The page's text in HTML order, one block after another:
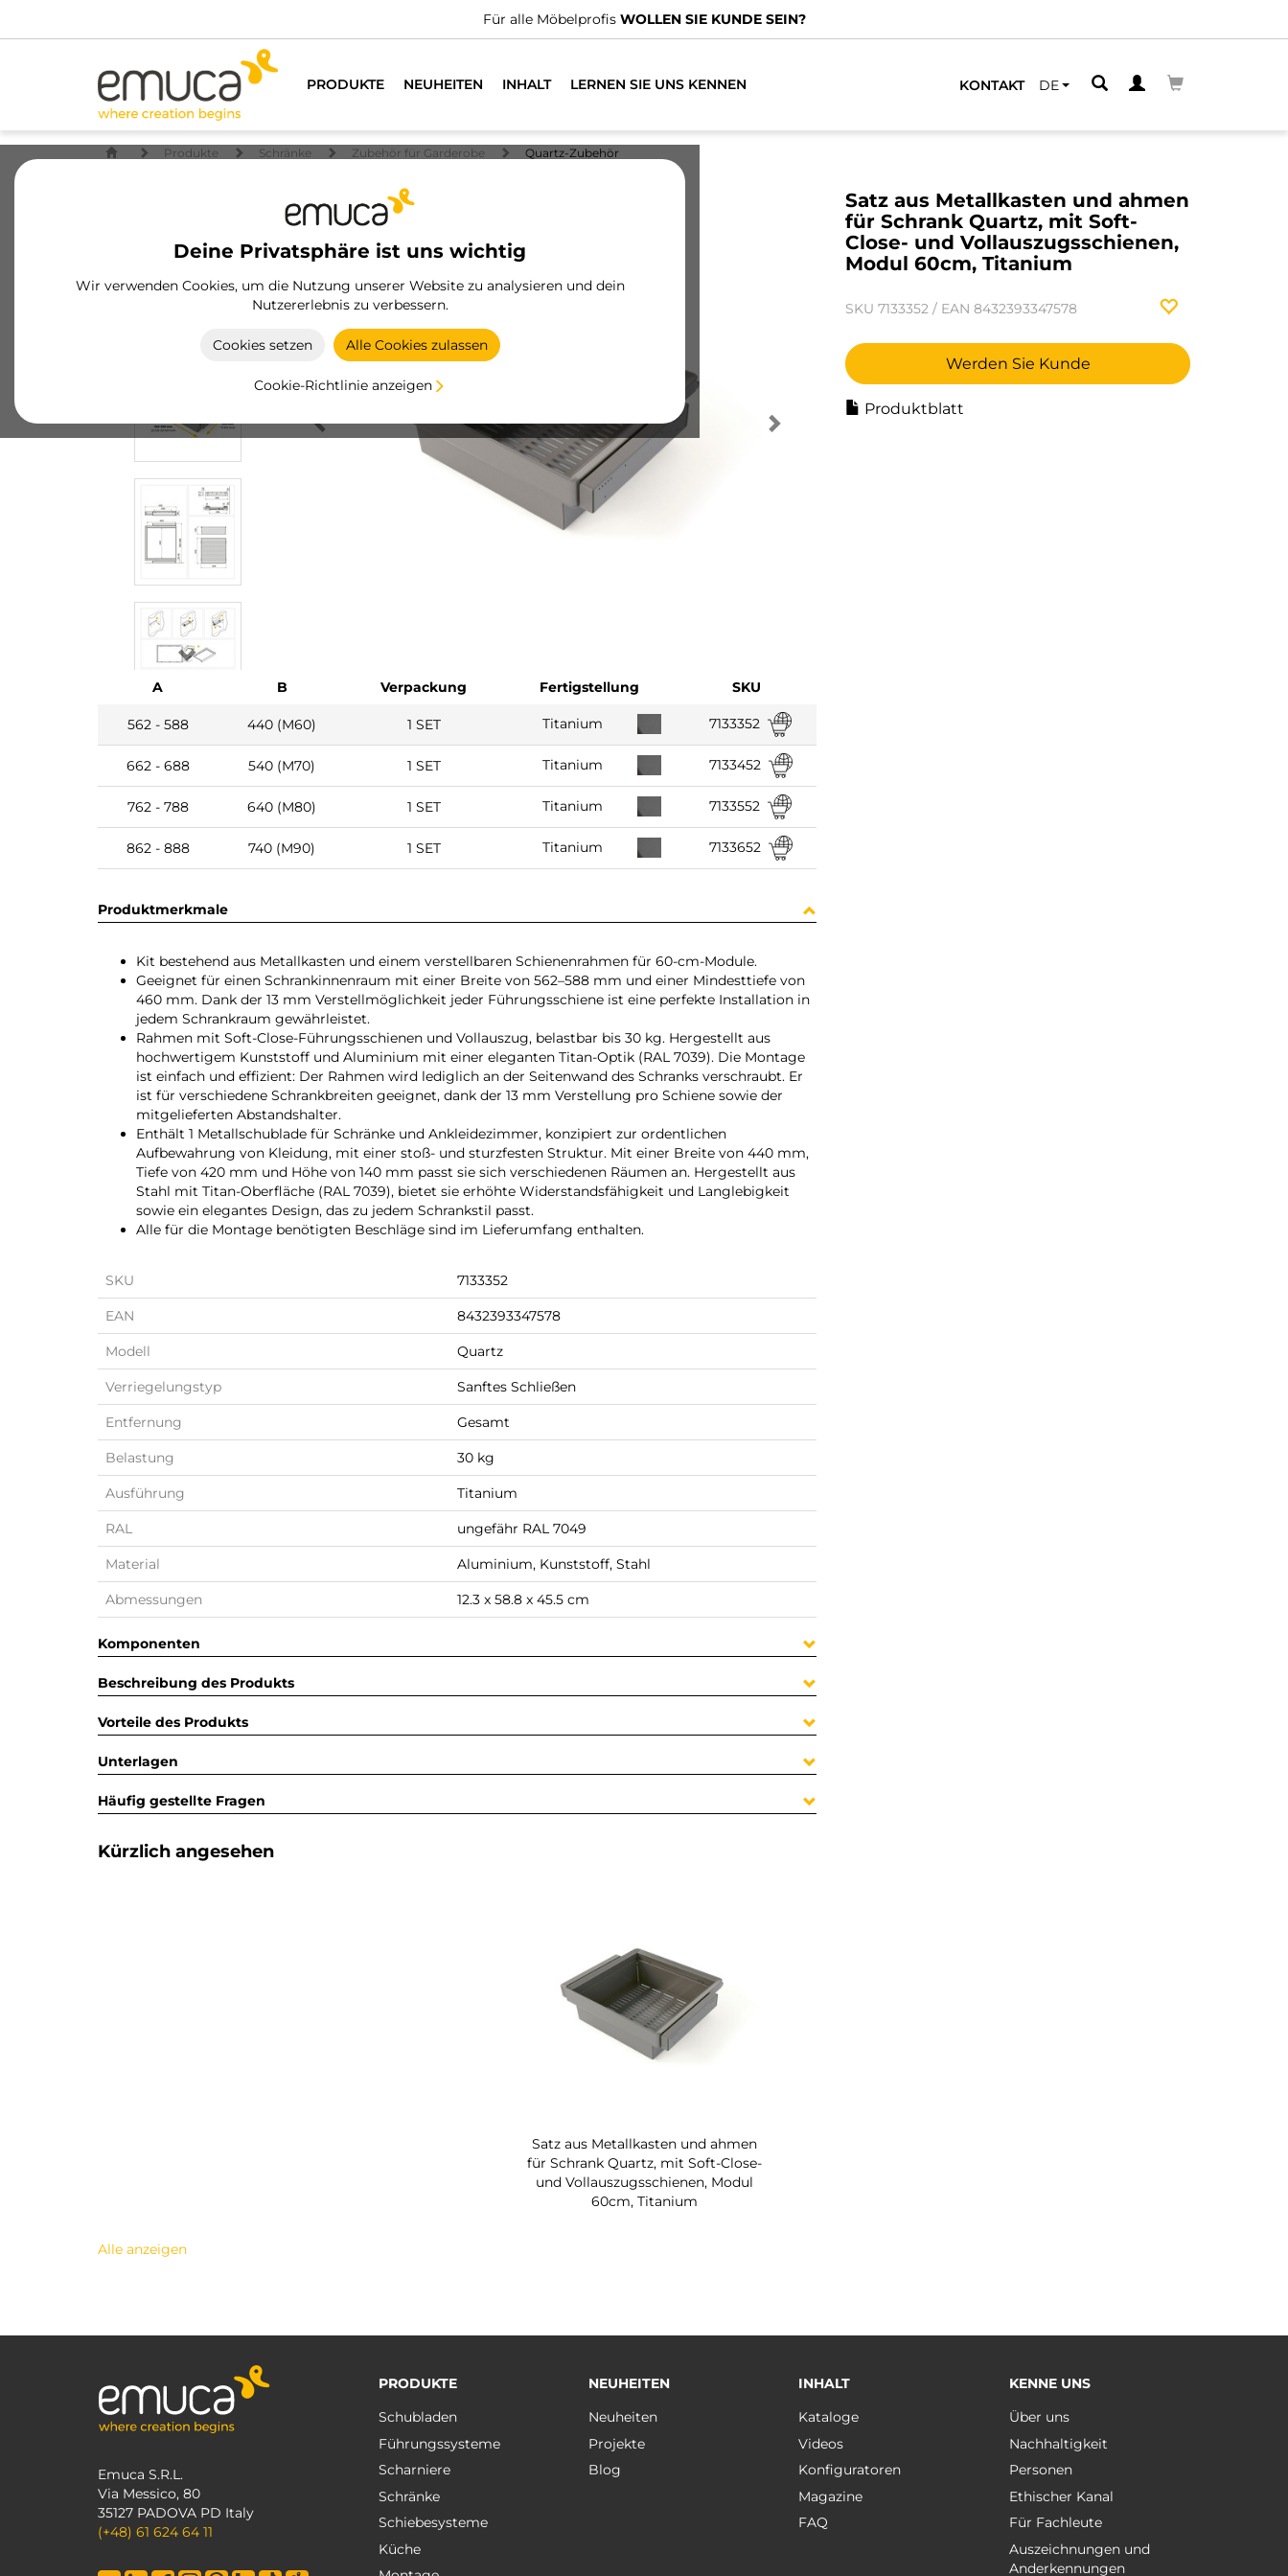
Für alle Möbelprofis WOLLEN SIE KUNDE SEIN?
PRODUKTE NEUHEITEN INHALT LERNEN SIE UNS KENNEN KONTAKT DE
Deine Privatsphäre ist uns wichtig
Wir verwenden Cookies, um die Nutzung unserer Website zu analysieren und dein
Nutzererlebnis zu verbessern.
Cookies setzen Alle Cookies zulassen
Cookie-Richtlinie anzeigen
Produkte Schränke Zubehör für Garderobe Quartz-Zubehör
Satz aus Metallkasten und ahmen
für Schrank Quartz, mit Soft-
Close- und Vollauszugsschienen,
Modul 60cm, Titanium
SKU 7133352 / EAN 8432393347578
Werden Sie Kunde
Produktblatt
A B Verpackung Fertigstellung SKU
562 - 588 440 (M60) 1 SET Titanium 7133352
662 - 688 540 (M70) 1 SET Titanium 7133452
762 - 788 640 (M80) 1 SET Titanium 7133552
862 - 888 740 (M90) 1 SET Titanium 7133652
Produktmerkmale
Kit bestehend aus Metallkasten und einem verstellbaren Schienenrahmen für 60-cm-Module.
Geeignet für einen Schrankinnenraum mit einer Breite von 562–588 mm und einer Mindesttiefe von
460 mm. Dank der 13 mm Verstellmöglichkeit jeder Führungsschiene ist eine perfekte Installation in
jedem Schrankraum gewährleistet.
Rahmen mit Soft-Close-Führungsschienen und Vollauszug, belastbar bis 30 kg. Hergestellt aus
hochwertigem Kunststoff und Aluminium mit einer eleganten Titan-Optik (RAL 7039). Die Montage
ist einfach und effizient: Der Rahmen wird lediglich an der Seitenwand des Schranks verschraubt. Er
ist für verschiedene Schrankbreiten geeignet, dank der 13 mm Verstellung pro Schiene sowie der
mitgelieferten Abstandshalter.
Enthält 1 Metallschublade für Schränke und Ankleidezimmer, konzipiert zur ordentlichen
Aufbewahrung von Kleidung, mit einer stoß- und sturzfesten Struktur. Mit einer Breite von 440 mm,
Tiefe von 420 mm und Höhe von 140 mm passt sie sich verschiedenen Räumen an. Hergestellt aus
Stahl mit Titan-Oberfläche (RAL 7039), bietet sie erhöhte Widerstandsfähigkeit und Langlebigkeit
sowie ein elegantes Design, das zu jedem Schrankstil passt.
Alle für die Montage benötigten Beschläge sind im Lieferumfang enthalten.
SKU 7133352
EAN 8432393347578
Modell Quartz
Verriegelungstyp Sanftes Schließen
Entfernung Gesamt
Belastung 30 kg
Ausführung Titanium
RAL ungefähr RAL 7049
Material Aluminium, Kunststoff, Stahl
Abmessungen 12.3 x 58.8 x 45.5 cm
Komponenten
Beschreibung des Produkts
Vorteile des Produkts
Unterlagen
Häufig gestellte Fragen
Kürzlich angesehen
Satz aus Metallkasten und ahmen
für Schrank Quartz, mit Soft-Close-
und Vollauszugsschienen, Modul
60cm, Titanium
Alle anzeigen
Emuca S.R.L.
Via Messico, 80
35127 PADOVA PD Italy
(+48) 61 624 64 11
PRODUKTE
Schubladen
Führungssysteme
Scharniere
Schränke
Schiebesysteme
Küche
NEUHEITEN
Neuheiten
Projekte
Blog
INHALT
Kataloge
Videos
Konfiguratoren
Magazine
FAQ
KENNE UNS
Über uns
Nachhaltigkeit
Personen
Ethischer Kanal
Für Fachleute
Auszeichnungen und
Anderkennungen